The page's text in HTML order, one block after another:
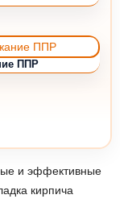
и эффективные
кирпича